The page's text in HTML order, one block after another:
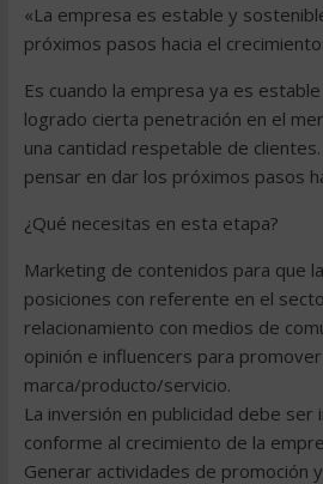
«La empresa es estable y
próximos pasos hacia el
Es cuando la empresa ya es
logrado cierta penetración en el
una cantidad respetable de
pensar en dar los próximos pasos
¿Qué necesitas en esta etapa?
Marketing de contenidos para que
posiciones con referente en el
relacionamiento con medios de
opinión e influencers para
marca/producto/servicio.
La inversión en publicidad debe
conforme al crecimiento de la
Generar actividades de promoción